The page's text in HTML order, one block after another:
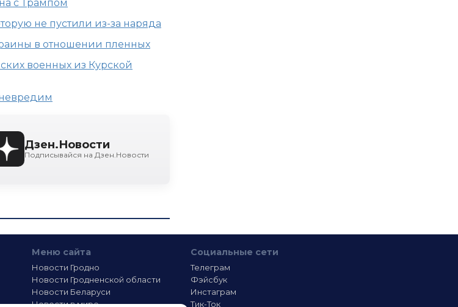
с Трампом
не пустили из-за наряда
в отношении пленных
военных из Курской
Дзен.Новости
Подписывайся на Дзен.Новости
Меню сайта
Новости Гродно
Новости Гродненской области
Новости Беларуси
Новости в мире
Социальные сети
Телеграм
Фэйсбук
Инстаграм
Тик-Ток